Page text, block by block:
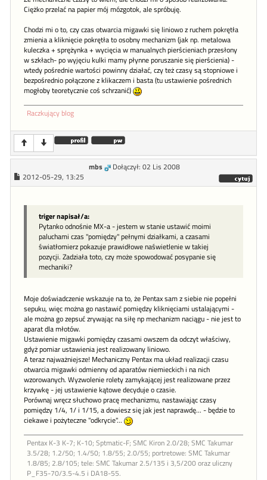
Ciężko przelać na papier mój mózgotok, ale spróbuję.
Chodzi mi o to, czy czas otwarcia migawki się liniowo z ruchem pokrętła
zmienia a kliknięcie pokrętła to osobny mechanizm (jak np. metalowa
kuleczka + sprężynka + wycięcia w manualnych pierścieniach przesłony
w szkłach- po wyjęciu kulki mamy płynne poruszanie się pierścienia) -
wtedy pośrednie wartości powinny działać, czy też czasy są stopniowe i
bezpośrednio połączone z klikaczem i basta (tu ustawienie pośrednich
mogłoby teoretycznie coś schrzanić)
Raczkujący blog
mbs
Dołączył: 02 Lis 2008
2012-05-29, 13:25
triger napisał/a:
Pytanko odnośnie MX-a - jestem w stanie ustawić moimi
paluchami czas "pomiędzy" pełnymi działkami, a czasami
światłomierz pokazuje prawidłowe naświetlenie w takiej
pozycji. Zadziała toto, czy może spowodować posypanie się
mechaniki?
Moje doświadczenie wskazuje na to, że Pentax sam z siebie nie popełni
sepuku, więc można go nastawić pomiędzy kliknięciami ustalającymi -
ale można go zepsuć zrywając na siłę np mechanizm naciągu - nie jest to
aparat dla młotów.
Ustawienie migawki pomiędzy czasami owszem da odczyt właściwy,
gdyż pomiar ustawienia jest realizowany liniowo.
A teraz najważniejsze! Mechaniczny Pentax ma układ realizacji czasu
otwarcia migawki odmienny od aparatów niemieckich i na nich
wzorowanych. Wyzwolenie rolety zamykającej jest realizowane przez
krzywkę - jej ustawienie kątowe decyduje o czasie.
Porównaj wręcz słuchowo pracę mechanizmu, nastawiając czasy
pomiędzy 1/4, 1/ i 1/15, a dowiesz się jak jest naprawdę... - będzie to
ciekawe i pożyteczne "odkrycie"...
Pentax K-3 K-7; K-10; Sptmatic-F; SMC Kiron 2.0/28; SMC Takumar
3.5/28; 1.2/50; 1.4/50; 1.8/55; 2.0/55; portretowe: SMC Takumar
1.8/85; 2.8/105; tele: SMC Takumar 2.5/135 i 3,5/200 oraz uliczny
P_F35-70/3.5-4.5 i DA18-55.